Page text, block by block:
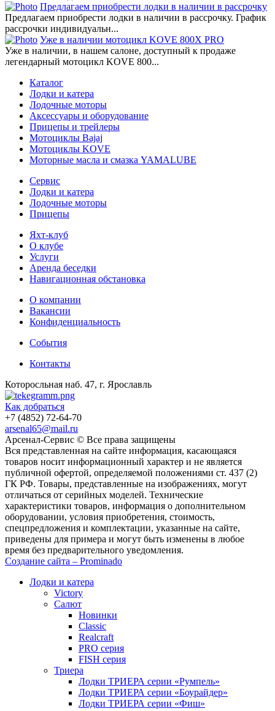
Предлагаем приобрести лодки в наличии в рассрочку
Предлагаем приобрести лодки в наличии в рассрочку. График
рассрочки индивидуальн...
Уже в наличии мотоцикл KOVE 800X PRO
Уже в наличии, в нашем салоне, доступный к продаже
легендарный мотоцикл KOVE 800...
Каталог
Лодки и катера
Лодочные моторы
Аксессуары и оборудование
Прицепы и трейлеры
Мотоциклы Bajaj
Мотоциклы KOVE
Моторные масла и смазка YAMALUBE
Сервис
Лодки и катера
Лодочные моторы
Прицепы
Яхт-клуб
О клубе
Услуги
Аренда беседки
Навигационная обстановка
О компании
Вакансии
Конфиденциальность
События
Контакты
Которосльная наб. 47, г. Ярославль
Как добраться
+7 (4852) 72-64-70
arsenal65@mail.ru
Aрсенал-Сервис © Все права защищены
Вся представленная на сайте информация, касающаяся
товаров носит информационный характер и не является
публичной офертой, определяемой положениями ст. 437 (2)
ГК РФ. Товары, представленные на изображениях, могут
отличаться от серийных моделей. Технические
характеристики товаров, информация о дополнительном
оборудовании, условия приобретения, стоимость,
спецпредложения и комплектации, указанные на сайте,
приведены для примера и могут быть изменены в любое
время без предварительного уведомления.
Создание сайта – Prominado
Лодки и катера
Victory
Салют
Новинки
Classic
Realcraft
PRO серия
FISH серия
Триера
Лодки ТРИЕРА серии «Румпель»
Лодки ТРИЕРА серии «Боурайдер»
Лодки ТРИЕРА серии «Фиш»